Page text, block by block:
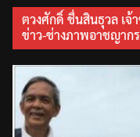
ตวงศักดิ์ ชื่นสินธุวล เจ้
ข่าว-ช่างภาพอาชญาก